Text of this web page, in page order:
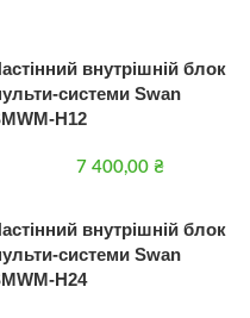
внутрішній блок
системи Swan
H12
7 400,00 ₴
внутрішній блок
системи Swan
H24